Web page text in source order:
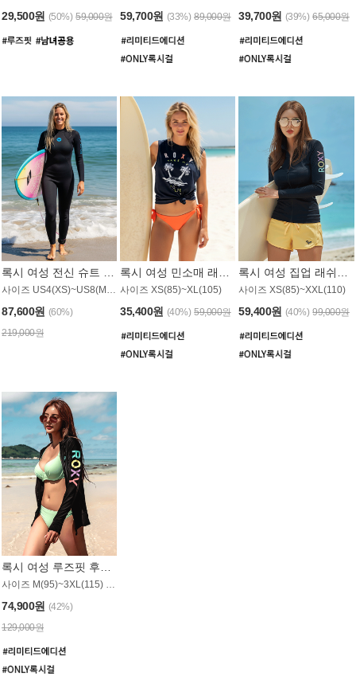
29,500원 (50%) 59,000원 59,700원 (33%) 89,000원 39,700원 (39%) 65,000원
87,600원 (60%)
219,000원
사이즈 XS(85)~XL(105)
35,400원 (40%) 59,000원
사이즈 XS(85)~XXL(110)
59,400원 (40%) 99,000원
록시 여성 루즈핏 후드 래쉬가드 WT900BRX
사이즈 M(95)~3XL(115) / 롱기장 타입
74,900원 (42%)
129,000원